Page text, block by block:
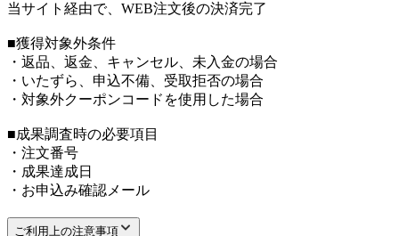
当サイト経由で、WEB注文後の決済完了
■獲得対象外条件
・返品、返金、キャンセル、未入金の場合
・いたずら、申込不備、受取拒否の場合
・対象外クーポンコードを使用した場合
■成果調査時の必要項目
・注文番号
・成果達成日
・お申込み確認メール
ご利用上の注意事項